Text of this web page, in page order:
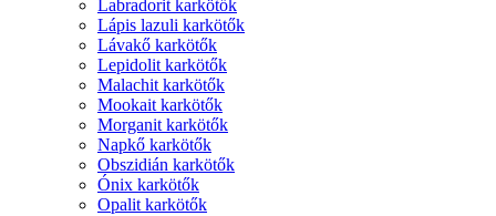
Labradorit karkötők
Lápis lazuli karkötők
Lávakő karkötők
Lepidolit karkötők
Malachit karkötők
Mookait karkötők
Morganit karkötők
Napkő karkötők
Obszidián karkötők
Ónix karkötők
Opalit karkötők